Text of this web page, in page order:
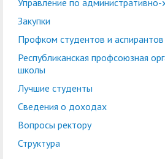
Международная
деятельность
Закупки
Республиканская
Центр тестирования
иностранных граждан
по русскому языку
Центр русского языка
Управление по административно-
Закупки
Профком студентов и аспирантов
Республиканская профсоюзная
школы
Лучшие студенты
Сведения о доходах
Вопросы ректору
Структура